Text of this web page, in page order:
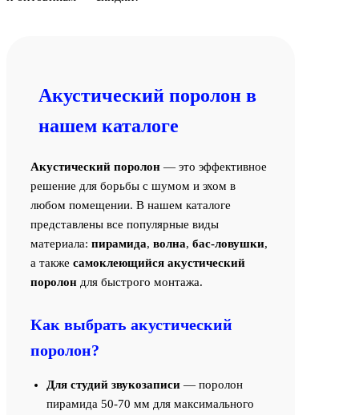
Акустический поролон в
нашем каталоге
Акустический поролон — это эффективное
решение для борьбы с шумом и эхом в
любом помещении. В нашем каталоге
представлены все популярные виды
материала: пирамида, волна, бас-ловушки,
а также самоклеющийся акустический
поролон для быстрого монтажа.
Как выбрать акустический
поролон?
Для студий звукозаписи — поролон
пирамида 50-70 мм для максимального